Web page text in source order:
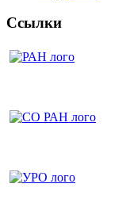
Ссылки